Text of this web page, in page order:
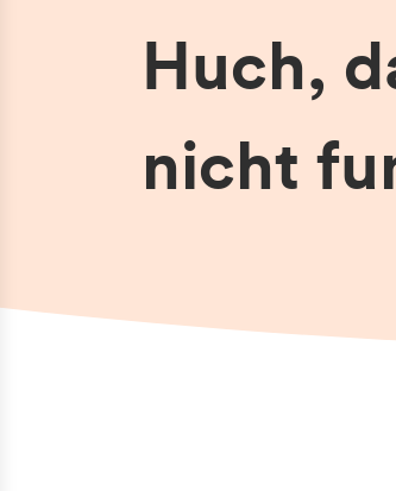
Huch,
nicht